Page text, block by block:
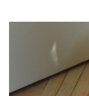
K ADOPCI